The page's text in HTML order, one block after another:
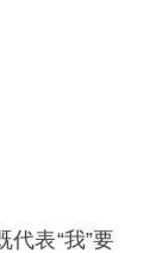
表“我”要